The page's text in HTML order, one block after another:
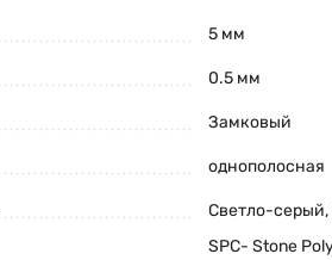
5 мм
0.5 мм
Замковый
однополосная
Светло-серый,
SPC- Stone